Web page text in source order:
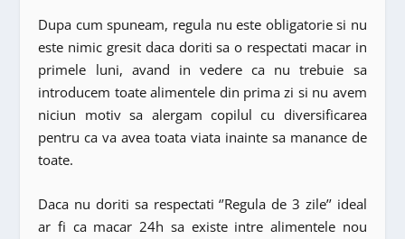
Dupa cum spuneam, regula nu este obligatorie si nu
este nimic gresit daca doriti sa o respectati macar in
primele luni, avand in vedere ca nu trebuie sa
introducem toate alimentele din prima zi si nu avem
niciun motiv sa alergam copilul cu diversificarea
pentru ca va avea toata viata inainte sa manance de
toate.
Daca nu doriti sa respectati ‘’Regula de 3 zile’’ ideal
ar fi ca macar 24h sa existe intre alimentele nou